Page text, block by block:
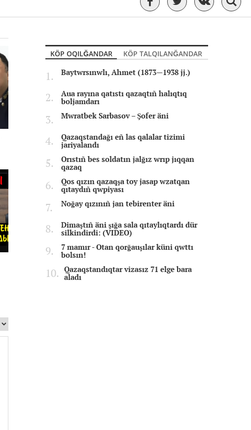
KÖP OQILĞANDAR
KÖP TALQILANĞANDAR
Baytwrsınwlı, Ahmet (1873—1938 jj.)
Aua rayına qatıstı qazaqtıñ halıqtıq
boljamdarı
Mwratbek Sarbasov – Şofer äni
Qazaqstandağı eñ las qalalar tizimi
jariyalandı
Orıstıñ bes soldatın jalğız wrıp jıqqan
qazaq
Qos qızın qazaqşa toy jasap wzatqan
qıtaydıñ qwpiyası
Noğay qızınıñ jan tebirenter äni
Dimaştıñ äni şığa sala qıtaylıqtardı dür
silkindirdi: (VIDEO)
7 mamır - Otan qorğauşılar küni qwttı
bolsın!
Qazaqstandıqtar vizasız 71 elge bara
aladı